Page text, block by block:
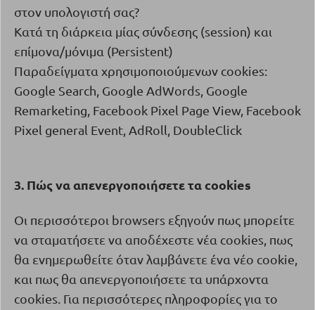
στον υπολογιστή σας?
Κατά τη διάρκεια μίας σύνδεσης (session) και
επίμονα/μόνιμα (Persistent)
Παραδείγματα χρησιμοποιούμενων cookies:
Google Search, Google AdWords, Google
Remarketing, Facebook Pixel Page View, Facebook
Pixel general Event, AdRoll, DoubleClick
3. Πώς να απενεργοποιήσετε ταcookies
Οι περισσότεροι browsers εξηγούν πως μπορείτε
να σταματήσετε να αποδέχεστε νέα cookies , πως
θα ενημερωθείτε όταν λαμβάνετε ένα νέο cookie
και πως θα απενεργοποιήσετε τα υπάρχοντα
cookies . Για περισσότερες πληροφορίες για το